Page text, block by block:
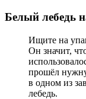
Белый лебедь
Ищите на упаковке с продуктами белого лебедя.
Он значит,
прошёл
в одном из
лебедь.